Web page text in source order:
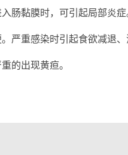
黏膜时，可引起局部炎症
严重感染时引起食欲减退
的出现黄疸。